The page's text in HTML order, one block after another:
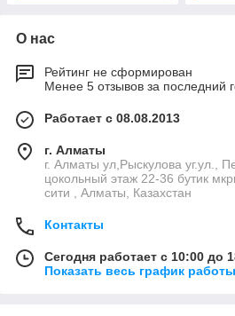
О нас
Рейтинг не сформирован
Менее 5 отзывов за последний
Работает с 08.08.2013
г. Алматы
г. Алматы ул,Рыскулова уг.ул.,
цокольный этаж 22-36 бутик
сити , Алматы, Казахстан
Контакты
Сегодня работает с 10:00 до
Показать весь график работы